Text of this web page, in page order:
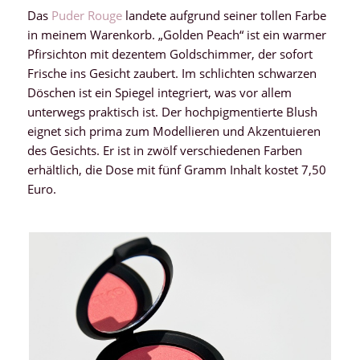
Das Puder Rougelandete aufgrund seiner tollen Farbe
in meinem Warenkorb. „Golden Peach“ ist ein warmer
Pfirsichton mit dezentem Goldschimmer, der sofort
Frische ins Gesicht zaubert. Im schlichten schwarzen
Döschen ist ein Spiegel integriert, was vor allem
unterwegs praktisch ist. Der hochpigmentierte Blush
eignet sich prima zum Modellieren und Akzentuieren
des Gesichts. Er ist in zwölf verschiedenen Farben
erhältlich, die Dose mit fünf Gramm Inhalt kostet 7,50
Euro.